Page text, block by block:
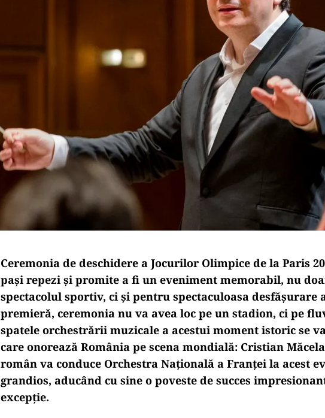
Ceremonia de deschidere a Jocurilor Olimpice de la Paris
pași repezi și promite a fi un eveniment memorabil, nu
spectacolul sportiv, ci și pentru spectaculoasa desfășurare
premieră, ceremonia nu va avea loc pe un stadion, ci pe
spatele orchestrării muzicale a acestui moment istoric se
care onorează România pe scena mondială: Cristian
român va conduce Orchestra Națională a Franței la acest
grandios, aducând cu sine o poveste de succes
excepție.